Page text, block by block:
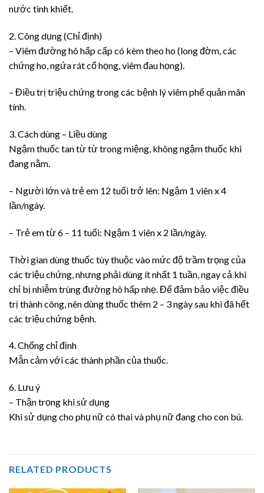
nước tinh khiết.
2. Công dụng (Chỉ định)
– Viêm đường hô hấp cấp có kèm theo ho (long đờm, các
chứng ho, ngứa rát cổ họng, viêm đau họng).
– Điều trị triệu chứng trong các bệnh lý viêm phế quản mãn
tính.
3. Cách dùng – Liều dùng
Ngậm thuốc tan từ từ trong miệng, không ngậm thuốc khi
đang nằm.
– Người lớn và trẻ em 12 tuổi trở lên: Ngậm 1 viên x 4
lần/ngày.
– Trẻ em từ 6 – 11 tuổi: Ngậm 1 viên x 2 lần/ngày.
Thời gian dùng thuốc tùy thuộc vào mức độ trầm trọng của
các triệu chứng, nhưng phải dùng ít nhất 1 tuần, ngay cả khi
chỉ bị nhiễm trùng đường hô hấp nhẹ. Để đảm bảo việc điều
trị thành công, nên dùng thuốc thêm 2 – 3 ngày sau khi đã hết
các triệu chứng bệnh.
4. Chống chỉ định
Mẫn cảm với các thành phần của thuốc.
6. Lưu ý
– Thận trọng khi sử dụng
Khi sử dụng cho phụ nữ có thai và phụ nữ đang cho con bú.
RELATED PRODUCTS